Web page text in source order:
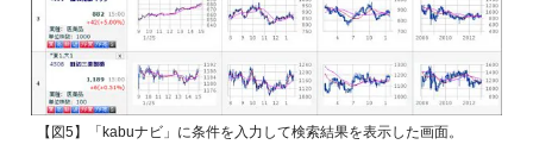
【図5】「kabuナビ」に条件を入力して検索結果を表示した画面。